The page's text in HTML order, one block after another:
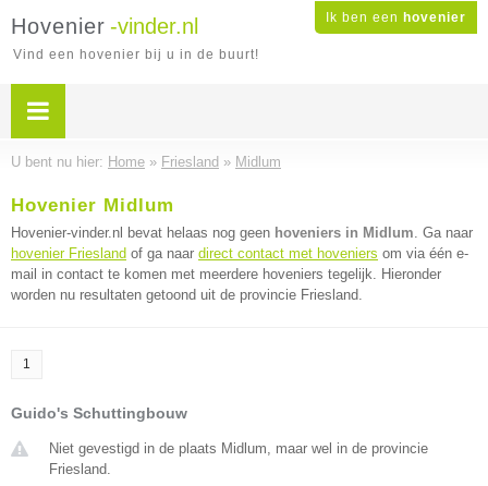
Ik ben een hovenier
Hovenier -vinder.nl
Vind een hovenier bij u in de buurt!
U bent nu hier: Home » Friesland » Midlum
Hovenier Midlum
Hovenier-vinder.nl bevat helaas nog geen hoveniers in Midlum. Ga naar
hovenier Friesland of ga naar direct contact met hoveniers om via één e-
mail in contact te komen met meerdere hoveniers tegelijk. Hieronder
worden nu resultaten getoond uit de provincie Friesland.
1
Guido's Schuttingbouw
Niet gevestigd in de plaats Midlum, maar wel in de provincie
Friesland.